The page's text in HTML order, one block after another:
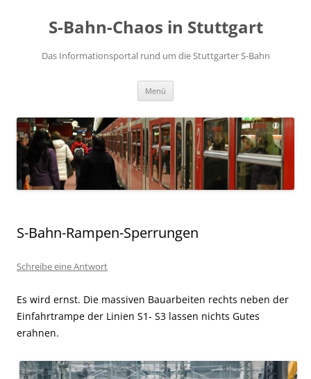
S-Bahn-Chaos in Stuttgart
Das Informationsportal rund um die Stuttgarter S-Bahn
Menü
S-Bahn-Rampen-Sperrungen
Schreibe eine Antwort
Es wird ernst. Die massiven Bauarbeiten rechts neben der
Einfahrtrampe der Linien S1- S3 lassen nichts Gutes
erahnen.